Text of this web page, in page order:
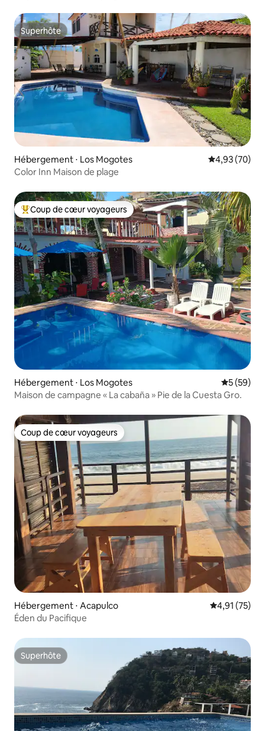
Superhôte
Superhôte
Hébergement ⋅ Los Mogotes Évaluation
4,93 (70)
Color Inn Maison de plage
Coups de cœur voyageurs les plus appréciés
Coup de cœur voyageurs
Hébergement ⋅ Los Mogotes
5 (59)
Maison de campagne « La cabaña » Pie de la Cuesta Gro.
Coup de cœur voyageurs
Coup de cœur voyageurs
Hébergement ⋅ Acapulco Évaluation
4,91 (75)
Éden du Pacifique
Superhôte
Superhôte